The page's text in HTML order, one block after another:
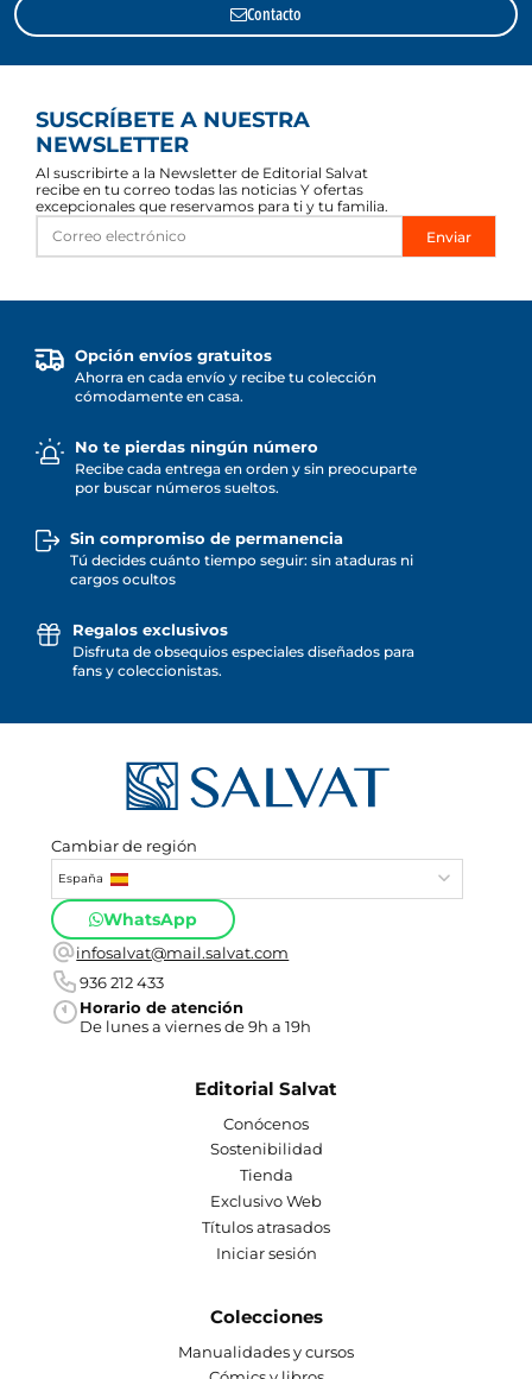
Contacto
SUSCRÍBETE A NUESTRA
NEWSLETTER
Al suscribirte a la Newsletter de Editorial Salvat
recibe en tu correo todas las noticias Y ofertas
excepcionales que reservamos para ti y tu familia.
Enviar
Opción envíos gratuitos
Ahorra en cada envío y recibe tu colección
cómodamente en casa.
No te pierdas ningún número
Recibe cada entrega en orden y sin preocuparte
por buscar números sueltos.
Sin compromiso de permanencia
Tú decides cuánto tiempo seguir: sin ataduras ni
cargos ocultos
Regalos exclusivos
Disfruta de obsequios especiales diseñados para
fans y coleccionistas.
Cambiar de región
España
WhatsApp
infosalvat@mail.salvat.com
936 212 433
Horario de atención
De lunes a viernes de 9h a 19h
Editorial Salvat
Conócenos
Sostenibilidad
Tienda
Exclusivo Web
Títulos atrasados
Iniciar sesión
Colecciones
Manualidades y cursos